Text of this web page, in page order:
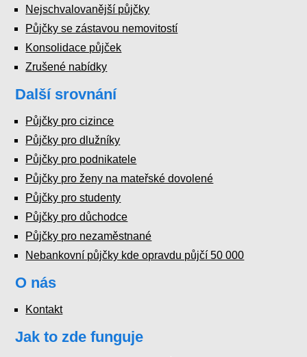
Nejschvalovanější půjčky
Půjčky se zástavou nemovitostí
Konsolidace půjček
Zrušené nabídky
Další srovnání
Půjčky pro cizince
Půjčky pro dlužníky
Půjčky pro podnikatele
Půjčky pro ženy na mateřské dovolené
Půjčky pro studenty
Půjčky pro důchodce
Půjčky pro nezaměstnané
Nebankovní půjčky kde opravdu půjčí 50 000
O nás
Kontakt
Jak to zde funguje